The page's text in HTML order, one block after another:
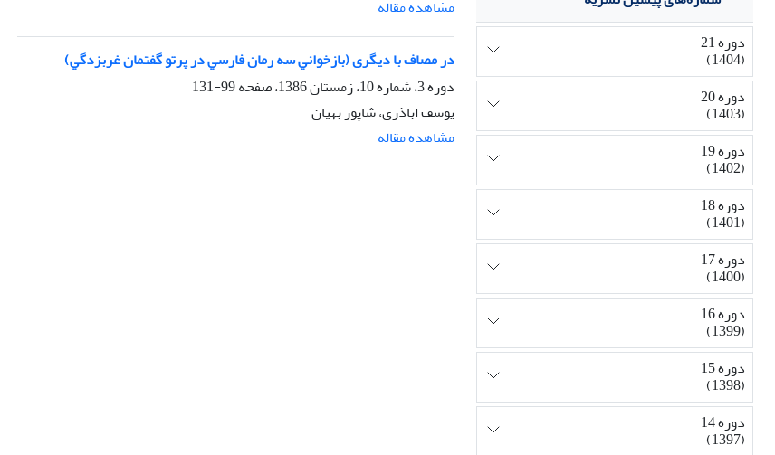
مشاهده مقاله
در ﻣﺼﺎف ﺑﺎ دﻳﮕﺮی (ﺑﺎزﺧﻮاﻧﻲ ﺳﻪ رﻣﺎن ﻓﺎرﺳﻲ در ﭘﺮﺗﻮ ﮔﻔﺘﻤﺎن ﻏﺮﺑﺰدﮔﻲ)
دوره 3، شماره 10، زمستان 1386، صفحه
99-131
یوسف اباذری، شاپور بهیان
مشاهده مقاله
دوره 21
(1404)
دوره 20
(1403)
دوره 19
(1402)
دوره 18
(1401)
دوره 17
(1400)
دوره 16
(1399)
دوره 15
(1398)
دوره 14
(1397)